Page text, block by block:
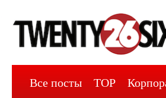
Все посты TOP